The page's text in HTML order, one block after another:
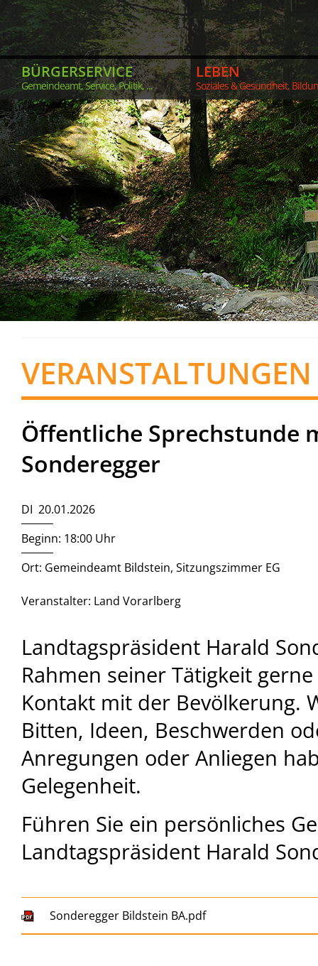
BÜRGERSERVICE
Gemeindeamt, Service, Politik, ...
LEBEN
Soziales & Gesundheit,
VERANSTALTUNGEN
Öffentliche Sprechstunde
Sonderegger
DI 20.01.2026
Beginn: 18:00 Uhr
Ort: Gemeindeamt Bildstein, Sitzungszimmer EG
Veranstalter: Land Vorarlberg
Landtagspräsident Harald
Rahmen seiner Tätigkeit
Kontakt mit der Bevölkerung.
Bitten, Ideen, Beschwerden
Anregungen oder Anliegen
Gelegenheit.
Führen Sie ein persönliches
Landtagspräsident Harald
Sonderegger Bildstein BA.pdf